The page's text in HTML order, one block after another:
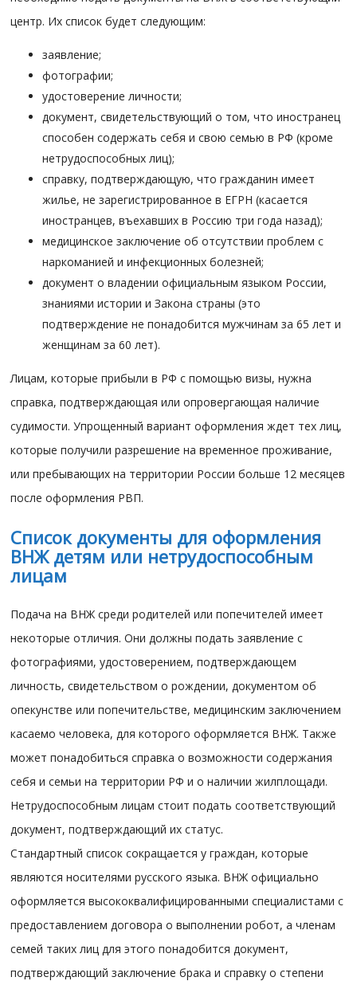
центр. Их список будет следующим:
заявление;
фотографии;
удостоверение личности;
документ, свидетельствующий о том, что иностранец
способен содержать себя и свою семью в РФ (кроме
нетрудоспособных лиц);
справку, подтверждающую, что гражданин имеет
жилье, не зарегистрированное в ЕГРН (касается
иностранцев, въехавших в Россию три года назад);
медицинское заключение об отсутствии проблем с
наркоманией и инфекционных болезней;
документ о владении официальным языком России,
знаниями истории и Закона страны (это
подтверждение не понадобится мужчинам за 65 лет и
женщинам за 60 лет).
Лицам, которые прибыли в РФ с помощью визы, нужна
справка, подтверждающая или опровергающая наличие
судимости. Упрощенный вариант оформления ждет тех лиц,
которые получили разрешение на временное проживание,
или пребывающих на территории России больше 12 месяцев
после оформления РВП.
Список документы для оформления
ВНЖ детям или нетрудоспособным
лицам
Подача на ВНЖ среди родителей или попечителей имеет
некоторые отличия. Они должны подать заявление с
фотографиями, удостоверением, подтверждающем
личность, свидетельством о рождении, документом об
опекунстве или попечительстве, медицинским заключением
касаемо человека, для которого оформляется ВНЖ. Также
может понадобиться справка о возможности содержания
себя и семьи на территории РФ и о наличии жилплощади.
Нетрудоспособным лицам стоит подать соответствующий
документ, подтверждающий их статус.
Стандартный список сокращается у граждан, которые
являются носителями русского языка. ВНЖ официально
оформляется высококвалифицированными специалистами с
предоставлением договора о выполнении робот, а членам
семей таких лиц для этого понадобится документ,
подтверждающий заключение брака и справку о степени